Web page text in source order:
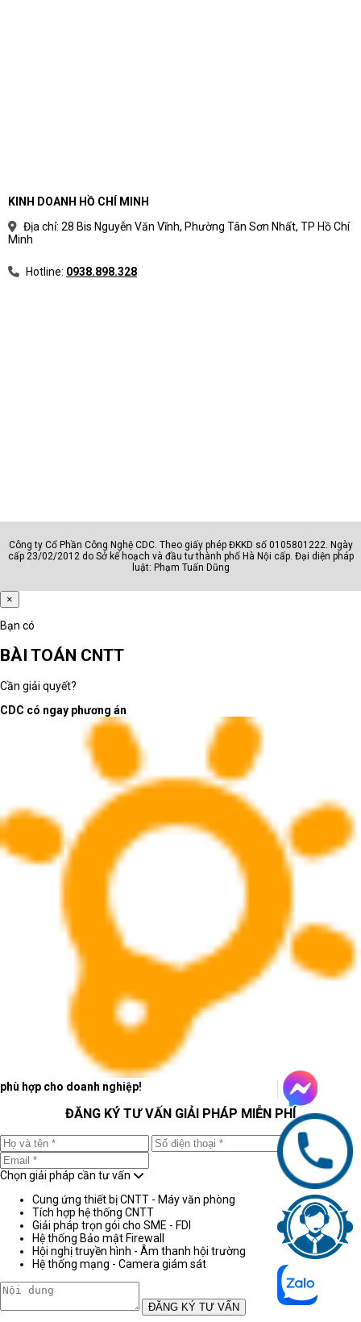
KINH DOANH HỒ CHÍ MINH
Địa chỉ: 28 Bis Nguyễn Văn Vĩnh, Phường Tân Sơn Nhất, TP Hồ Chí
Minh
Hotline: 0938.898.328
Công ty Cổ Phần Công Nghệ CDC. Theo giấy phép ĐKKD số 0105801222. Ngày
cấp 23/02/2012 do Sở kế hoạch và đầu tư thành phố Hà Nội cấp. Đại diện pháp
luật: Phạm Tuấn Dũng
×
Bạn có
BÀI TOÁN CNTT
Cần giải quyết?
CDC có ngay phương án
phù hợp cho doanh nghiệp!
ĐĂNG KÝ TƯ VẤN GIẢI PHÁP MIỄN PHÍ
Chọn giải pháp cần tư vấn
Cung ứng thiết bị CNTT - Máy văn phòng
Tích hợp hệ thống CNTT
Giải pháp trọn gói cho SME - FDI
Hệ thống Bảo mật Firewall
Hội nghị truyền hình - Âm thanh hội trường
Hệ thống mạng - Camera giám sát
ĐĂNG KÝ TƯ VẤN